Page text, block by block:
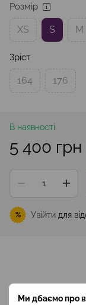
Ми дбаємо про
Розмір
XS S M
Зріст
164 176
В наявності
5 400 грн
% Увійти для
Опис